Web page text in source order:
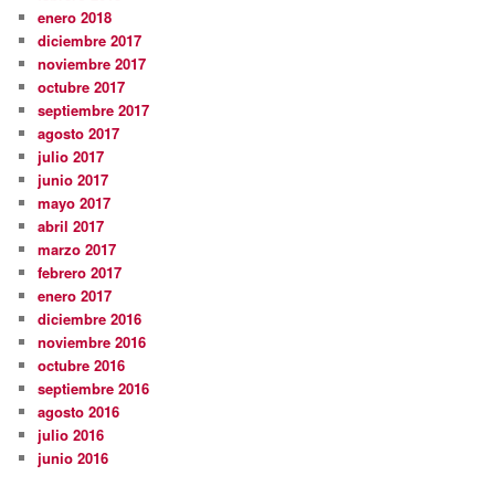
enero 2018
diciembre 2017
noviembre 2017
octubre 2017
septiembre 2017
agosto 2017
julio 2017
junio 2017
mayo 2017
abril 2017
marzo 2017
febrero 2017
enero 2017
diciembre 2016
noviembre 2016
octubre 2016
septiembre 2016
agosto 2016
julio 2016
junio 2016